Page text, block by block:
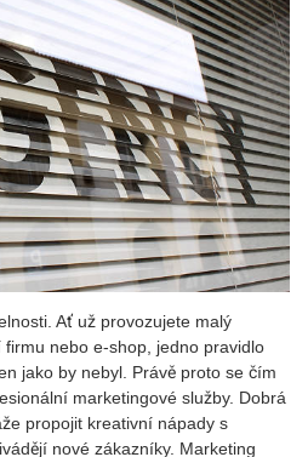
Ať už provozujete malý
nebo e-shop, jedno pravidlo
jako by nebyl. Právě proto se čím
marketingové služby. Dobrá
propojit kreativní nápady s
nové zákazníky. Marketing